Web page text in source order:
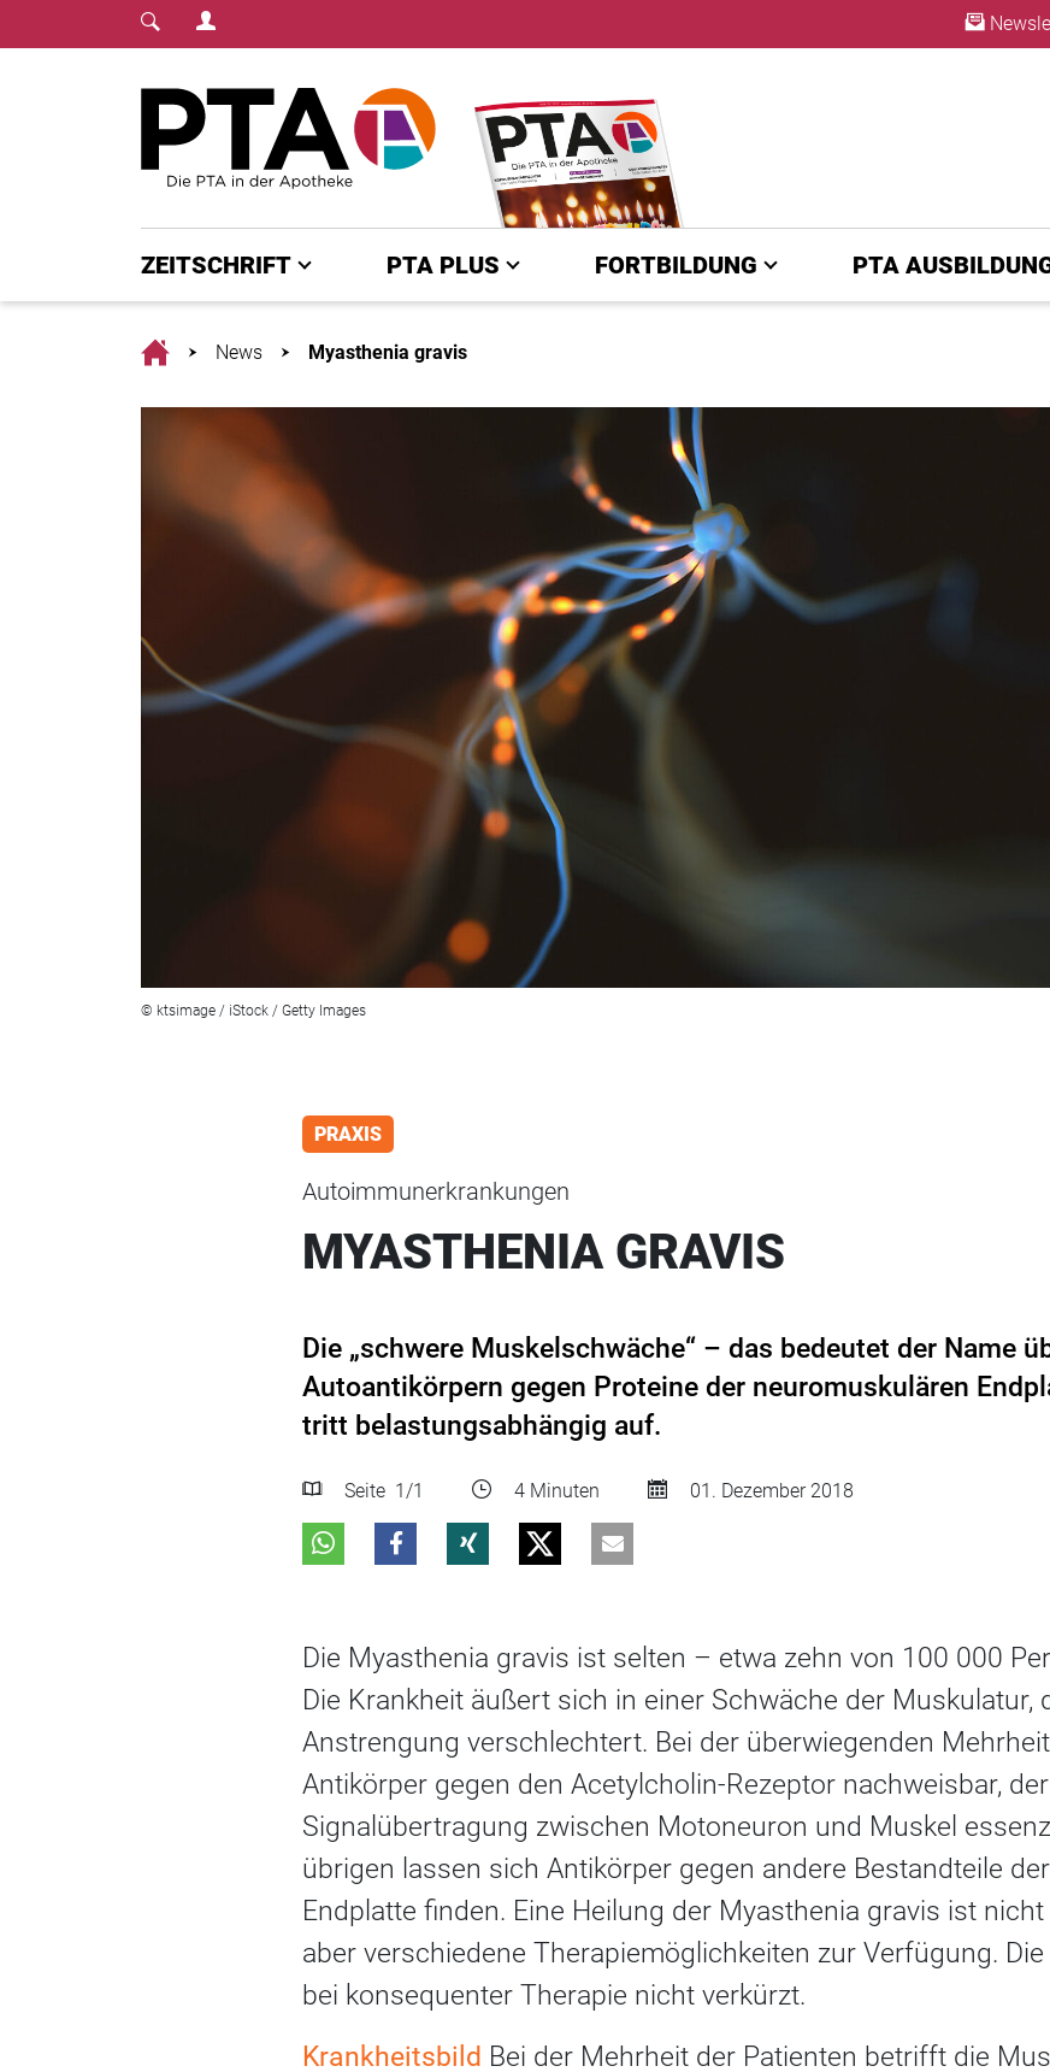
Login Menu
ZEITSCHRIFT PTA PLUS FORTBILDUNG PTA
HomeNews Myasthenia gravis
© ktsimage / iStock / Getty Images
PRAXIS
Autoimmunerkrankungen
MYASTHENIA GRAVIS
Die „schwere Muskelschwäche“ – das bedeutet der Name
Autoantikörpern gegen Proteine der neuromuskulären
tritt belastungsabhängig auf.
Seite 1 /1 4 Minuten 01. Dezember 2018
Die Myasthenia gravis ist selten – etwa zehn von 100 000
Die Krankheit äußert sich in einer Schwäche der Muskulatur,
Anstrengung verschlechtert. Bei der überwiegenden
Antikörper gegen den Acetylcholin-Rezeptor nachweisbar,
Signalübertragung zwischen Motoneuron und Muskel
übrigen lassen sich Antikörper gegen andere Bestandteile
Endplatte finden. Eine Heilung der Myasthenia gravis ist
aber verschiedene Therapiemöglichkeiten zur Verfügung.
bei konsequenter Therapie nicht verkürzt.
Krankheitsbild Bei der Mehrheit der Patienten betrifft die